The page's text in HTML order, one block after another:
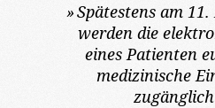
»Spätestens am
werden die
eines Patienten
medizinische